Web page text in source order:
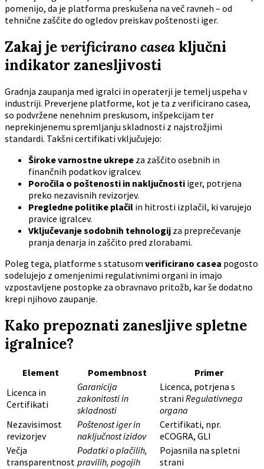
pomenijo, da je platforma preskušena na več ravneh – od
tehnične zaščite do ogledov preiskav poštenosti iger.
Zakaj jeverificirano casea ključni
indikator zanesljivosti
Gradnja zaupanja med igralci in operaterji je temelj uspeha v
industriji. Preverjene platforme, kot je ta z verificirano casea,
so podvržene nenehnim preskusom, inšpekcijam ter
neprekinjenemu spremljanju skladnosti z najstrožjimi
standardi. Takšni certifikati vključujejo:
Široke varnostne ukrepe za zaščito osebnih in
finančnih podatkov igralcev.
Poročila o poštenosti in naključnosti iger, potrjena
preko nezavisnih revizorjev.
Pregledne politike plačil in hitrosti izplačil, ki varujejo
pravice igralcev.
Vključevanje sodobnih tehnologij za preprečevanje
pranja denarja in zaščito pred zlorabami.
Poleg tega, platforme s statusom verificirano casea pogosto
sodelujejo z omenjenimi regulativnimi organi in imajo
vzpostavljene postopke za obravnavo pritožb, kar še dodatno
krepi njihovo zaupanje.
Kako prepoznati zanesljive spletne
igralnice?
Element Pomembnost
Primer
Licenca in
Certifikati
Garanicija
zakonitosti in
skladnosti
Licenca, potrjena s
straniRegulativnega
organa
Nezavisimost
revizorjev
Poštenost iger in
naključnost izidov
Certifikati, npr.
eCOGRA, GLI
Večja
transparentnost
Podatki o plačilih,
pravilih, pogojih
Pojasnila na spletni
strani